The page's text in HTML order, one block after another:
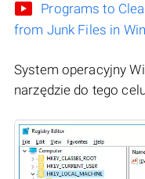
Programs to
from Junk Files in
System operacyjny
narzędzie do tego